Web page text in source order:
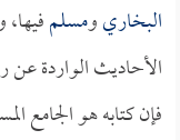
البخاريومسلم
الأحاديث الواردة عن
فإن كتابه هو الجامع